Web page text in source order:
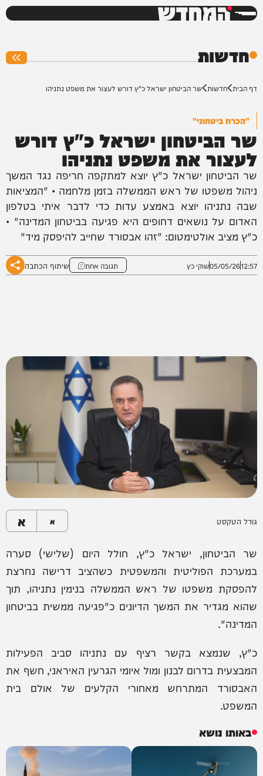
המחדש
חדשות
דף הבית חדשות שר הביטחון ישראל כ"ץ דורש לעצור את משפט נתניהו
"הכרח ביטחוני"
שר הביטחון ישראל כ"ץ דורש
לעצור את משפט נתניהו
שר הביטחון ישראל כ"ץ יוצא למתקפה חריפה נגד המשך
ניהול משפטו של ראש הממשלה בזמן מלחמה • "המציאות
שבה נתניהו יוצא באמצע עדות כדי לדבר איתי בטלפון
האדום על נושאים דחופים היא פגיעה בביטחון המדינה" •
כ"ץ מציב אולטימטום: "זהו אבסורד שחייב להיפסק מיד"
12:57
05/05/26שוקי כץ תגובה אחת שיתוף הכתבה
גודל הטקסט א א
שר הביטחון, ישראל כ"ץ, חולל היום (שלישי) סערה
במערכת הפוליטית והמשפטית כשהציב דרישה נחרצת
להפסקת משפטו של ראש הממשלה בנימין נתניהו, תוך
שהוא מגדיר את המשך הדיונים כ"פגיעה ממשית בביטחון
המדינה".
כ"ץ, שנמצא בקשר רציף עם נתניהו סביב הפעילות
המבצעית בדרום לבנון ומול איומי הגרעין האיראני, חשף את
האבסורד המתרחש מאחורי הקלעים של אולם בית
המשפט.
באותו נושא